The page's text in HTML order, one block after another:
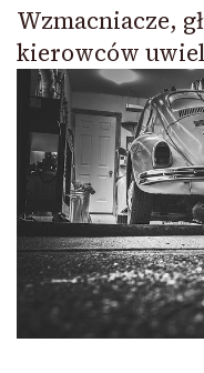
Wzmacniacze,
kierowców